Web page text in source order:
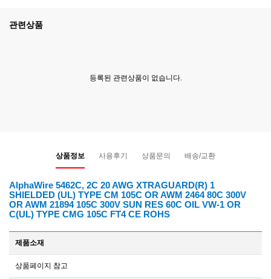
관련상품
등록된 관련상품이 없습니다.
상품정보 사용후기 상품문의 배송/교환
AlphaWire 5462C, 2C 20 AWG XTRAGUARD(R) 1
SHIELDED (UL) TYPE CM 105C OR AWM 2464 80C 300V
OR AWM 21894 105C 300V SUN RES 60C OIL VW-1 OR
C(UL) TYPE CMG 105C FT4 CE ROHS
제품소재
상품페이지 참고